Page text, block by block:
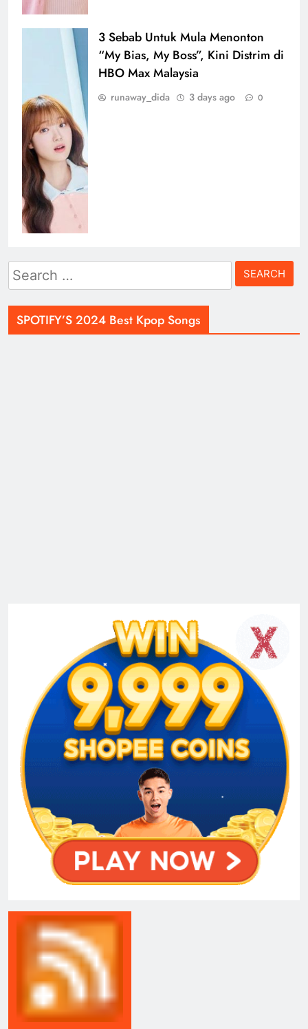
3 Sebab Untuk Mula Menonton
“My Bias, My Boss”, Kini Distrim di
HBO Max Malaysia
runaway_dida 3 days ago 0
Search
for:
SPOTIFY’S 2024 Best Kpop Songs